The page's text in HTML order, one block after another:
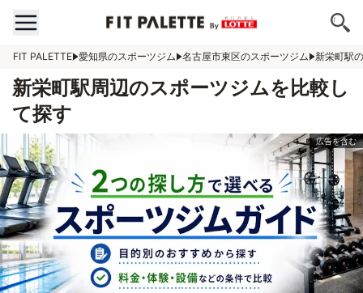
FIT PALETTE 愛知県のスポーツジム 名古屋市東区のスポーツジム 新栄町駅
新栄町駅周辺のスポーツジムを比較し
て探す